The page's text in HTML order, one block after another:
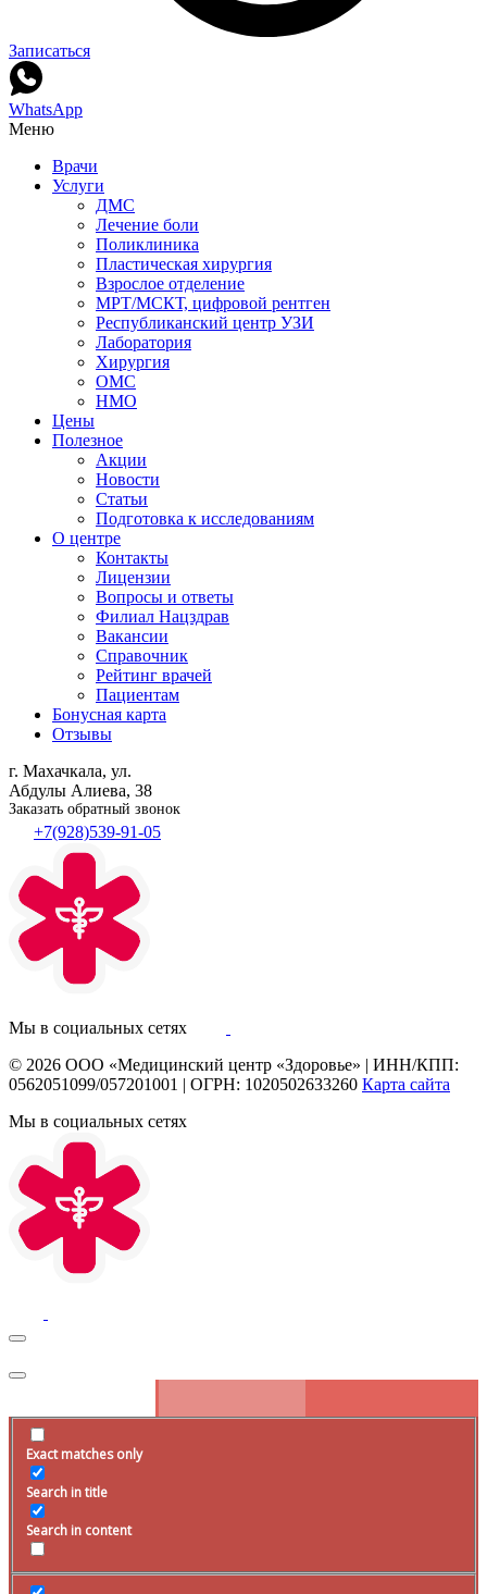
Записаться
WhatsApp
Меню
Врачи
Услуги
ДМС
Лечение боли
Поликлиника
Пластическая хирургия
Взрослое отделение
МРТ/МСКТ, цифровой рентген
Республиканский центр УЗИ
Лаборатория
Хирургия
ОМС
НМО
Цены
Полезное
Акции
Новости
Статьи
Подготовка к исследованиям
О центре
Контакты
Лицензии
Вопросы и ответы
Филиал Нацздрав
Вакансии
Справочник
Рейтинг врачей
Пациентам
Бонусная карта
Отзывы
г. Махачкала, ул.
Абдулы Алиева, 38
Заказать обратный звонок
+7(928)539-91-05
Мы в социальных сетях
© 2026 ООО «Медицинский центр «Здоровье» | ИНН/КПП:
0562051099/057201001 | ОГРН: 1020502633260 Карта сайта
Мы в социальных сетях
Exact matches only
Search in title
Search in content